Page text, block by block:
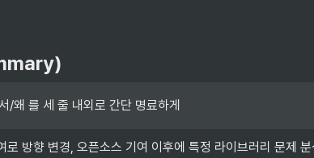
/왜 를 세 줄 내외로 간단 명료하게
방향 변경, 오픈소스 기여 이후에 특정 라이브러리 문제